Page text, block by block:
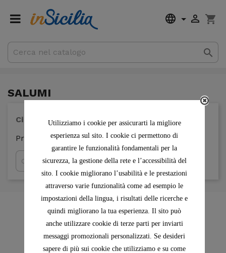
Utilizziamo i cookie per assicurarti la migliore
esperienza sul sito. I cookie ci permettono di
garantire le funzionalità fondamentali per la
sicurezza, la gestione della rete e l’accessibilità del
sito. I cookie migliorano l’usabilità e le prestazioni
attraverso varie funzionalità come ad esempio le
impostazioni della lingua, i risultati delle ricerche e
quindi migliorano la tua esperienza. Il sito può
anche utilizzare cookie di terze parti per inviarti
messaggi promozionali personalizzati. Se desideri
sapere di più sui cookie che utilizziamo e su come
  shopping_cart
Totale parziale 0,00 €

SALUMI
Ci scusiamo per l'inconveniente.
Prova a fare nuovamente la ricerca

Acquisti sicuri
Con Paypal o Carte di Credito
Spedizione gratuita